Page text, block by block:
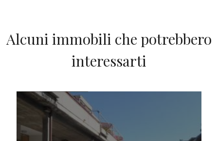
Alcuni immobili che potrebbero
interessarti
Posto auto/Box
Balcone/Terrazzo
Ascensore
Arredato